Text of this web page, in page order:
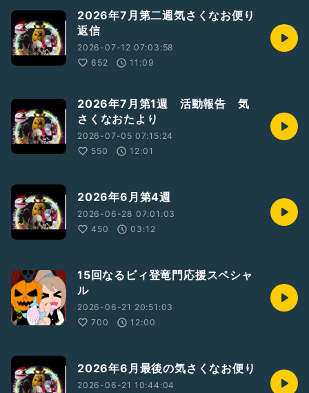
2026年7月第二週気さくなお便り
返信
2026-07-12 07:03:58
652
11:09
2026年7月第1週 活動報告 気
さくなおたより
2026-07-05 07:15:24
550
12:01
2026年6月第4週
2026-06-28 07:01:03
450
03:12
15回なるビィ登竜門応援スペシャ
ル
2026-06-21 20:51:03
700
12:00
2026年6月最後の気さくなお便り
2026-06-21 10:44:04